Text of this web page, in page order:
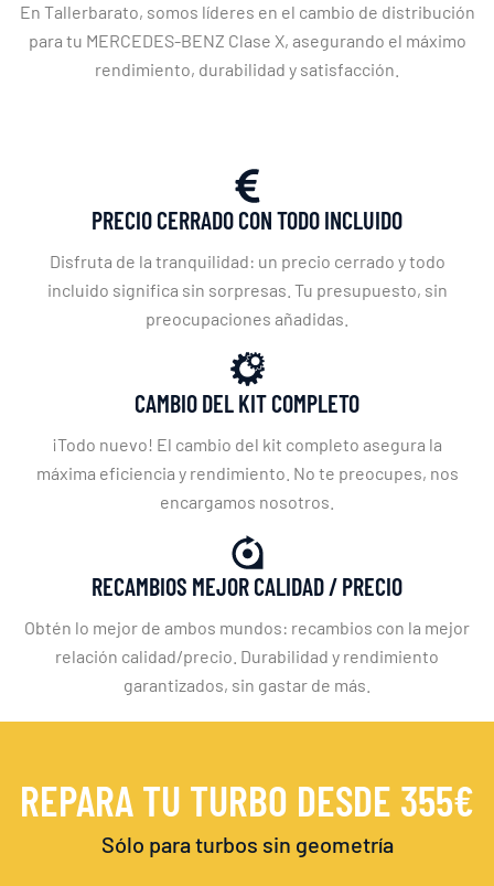
En Tallerbarato, somos líderes en el cambio de distribución
para tu MERCEDES-BENZ Clase X, asegurando el máximo
rendimiento, durabilidad y satisfacción.
PRECIO CERRADO CON TODO INCLUIDO
Disfruta de la tranquilidad: un precio cerrado y todo
incluido significa sin sorpresas. Tu presupuesto, sin
preocupaciones añadidas.
CAMBIO DEL KIT COMPLETO
¡Todo nuevo! El cambio del kit completo asegura la
máxima eficiencia y rendimiento. No te preocupes, nos
encargamos nosotros.
RECAMBIOS MEJOR CALIDAD / PRECIO
Obtén lo mejor de ambos mundos: recambios con la mejor
relación calidad/precio. Durabilidad y rendimiento
garantizados, sin gastar de más.
REPARA TU TURBO DESDE 355€
Sólo para turbos sin geometría